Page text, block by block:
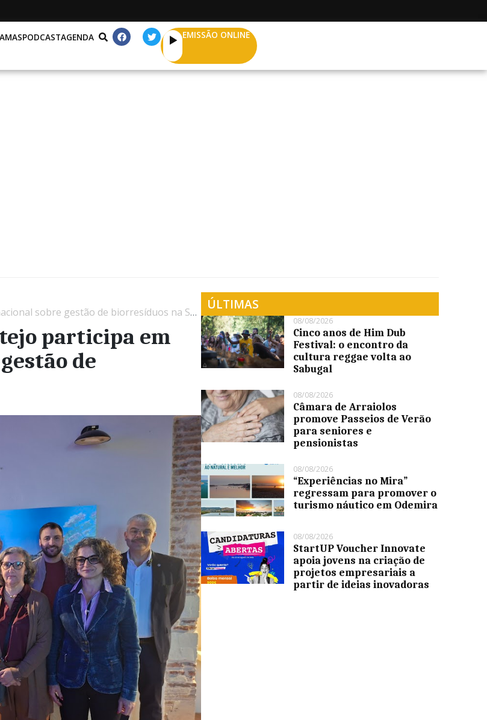
PODCASTAGENDA EMISSÃO ONLINE
sobre gestão de biorresíduos na Sardenha
participa em
de
ÚLTIMAS
08/08/2026
Cinco anos de Him Dub
Festival: o encontro da
cultura reggae volta ao
Sabugal
08/08/2026
Câmara de Arraiolos
promove Passeios de Verão
para seniores e
pensionistas
08/08/2026
“Experiências no Mira”
regressam para promover o
turismo náutico em Odemira
08/08/2026
StartUP Voucher Innovate
apoia jovens na criação de
projetos empresariais a
partir de ideias inovadoras